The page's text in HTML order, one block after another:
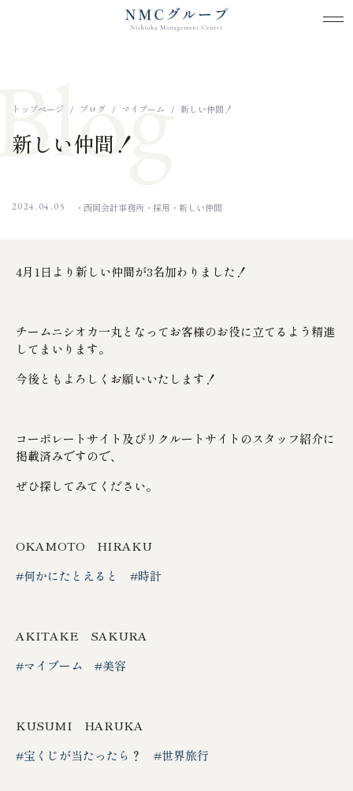
トップページ ブログ マイブーム 新しい仲間！
新しい仲間！
2024.04.05 西岡会計事務所 採用 新しい仲間
4月1日より新しい仲間が3名加わりました！
チームニシオカ一丸となってお客様のお役に立てるよう精進
してまいります。
今後ともよろしくお願いいたします！
コーポレートサイト及びリクルートサイトのスタッフ紹介に
掲載済みですので、
ぜひ探してみてください。
OKAMOTO HIRAKU
#何かにたとえると
#時計
AKITAKE SAKURA
#マイブーム
#美容
KUSUMI HARUKA
#宝くじが当たったら ？ #世界旅行